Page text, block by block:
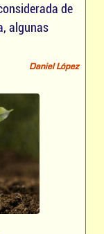
de
algunas
Daniel López